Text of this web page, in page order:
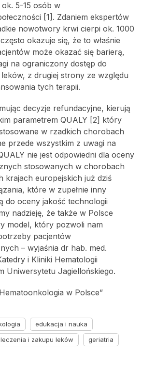
5-15 osób w
[1]. Zdaniem ekspertów
nowotwory krwi cierpi ok. 1000
okazuje się, że to właśnie
może okazać się barierą,
na ograniczony dostęp do
z drugiej strony ze względu
tych terapii.
decyzje refundacyjne, kierują
parametrem QUALY [2] który
w rzadkich chorobach
przede wszystkim z uwagi na
nie jest odpowiedni dla oceny
stosowanych w chorobach
krajach europejskich już dziś
które w zupełnie inny
do oceny jakość technologii
nadzieję, że także w Polsce
model, który pozwoli nam
pacjentów
– wyjaśnia dr hab. med.
i Kliniki Hematologii
Uniwersytetu Jagiellońskiego.
w Polsce”
edukacja i nauka
i zakupu leków
geriatria